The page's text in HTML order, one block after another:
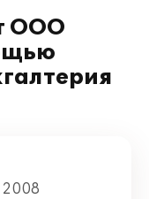
ООО